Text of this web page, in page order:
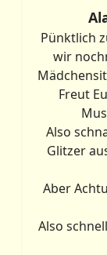
Pünktlich
wir
Freut
Also
Glitzer
Aber
Also